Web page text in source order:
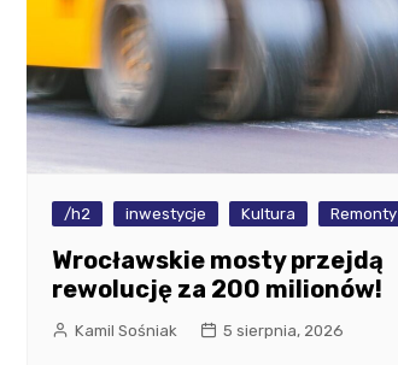
/h2 inwestycje Kultura Remonty
Wrocławskie mosty przejdą
rewolucję za 200 milionów!
Kamil Sośniak 5 sierpnia, 2026